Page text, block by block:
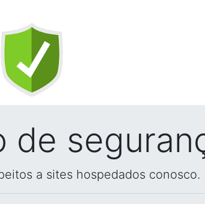
de
a sites hospedados conosco.